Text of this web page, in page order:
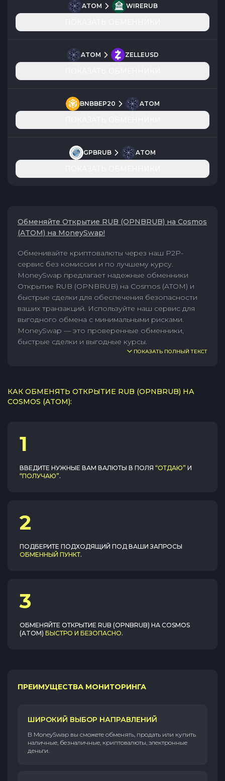
ATOM WIRERUB
ATOM ZELLEUSD
BNBBEP20 ATOM
GPBRUB ATOM
Обменяйте Открытие RUB (OPNBRUB) на Cosmos
(ATOM) на MoneySwap!
Обменивайте криптовалюты через наш P2P-
сервис без комиссии и по лучшему курсу.
MoneySwap предлагает надежные обменники
Открытие RUB (OPNBRUB) на Cosmos (ATOM) и
быстрые сделки для обеспечения безопасности
ваших транзакций. Используйте наш сервис для
выгодного обмена с минимальными рисками.
MoneySwap — это проверенные обменники,
быстрые сделки и выгодные курсы.
ПОКАЗАТЬ ПОЛНЫЙ ТЕКСТ
КАК ОБМЕНЯТЬ ОТКРЫТИЕ RUB (OPNBRUB) НА
COSMOS (ATOM):
1
ВВЕДИТЕ НУЖНЫЕ ВАМ ВАЛЮТЫ В ПОЛЯ “ОТДАЮ” И
“ПОЛУЧАЮ”.
2
ПОДБЕРИТЕ ПОДХОДЯЩИЙ ПОД ВАШИ ЗАПРОСЫ
ОБМЕННЫЙ ПУНКТ.
3
ОБМЕНЯЙТЕ ОТКРЫТИЕ RUB (OPNBRUB) НА COSMOS
(ATOM) БЫСТРО И БЕЗОПАСНО.
ПРЕИМУЩЕСТВА МОНИТОРИНГА
ШИРОКИЙ ВЫБОР НАПРАВЛЕНИЙ
В MoneySwap вы сможете обменять, продать или купить
наличные, безналичные, криптовалюты, электронные
деньги.